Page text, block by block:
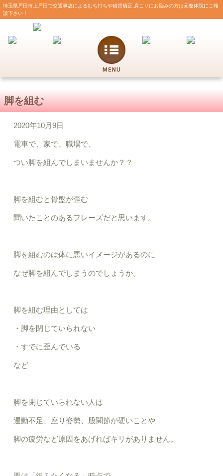
埼玉県戸田市上戸田で交通事故によるむち打ちや猫背矯正,肩こりにお悩みの方は元整体院にご相
談下さい！
脚を組む
2020年10月9日
電車で、家で、職場で、
つい脚を組んでしまいませんか？？
脚を組むと骨盤が歪む
聞いたことのあるフレーズだと思います。
脚を組むのは体に悪いイメージがあるのに
なぜ脚を組んでしまうのでしょうか。
脚を組む理由としては
・脚を閉じていられない
・すでに歪んでいる
など
脚を閉じていられない人は
運動不足、座り姿勢、股関節が硬いことや
脚の疲労など原因をあげればキリがありません。